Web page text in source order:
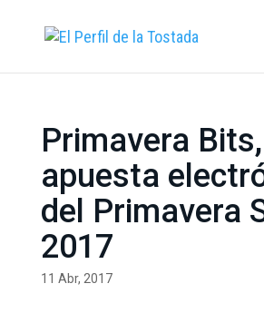
Primavera
apuesta
del Primavera
2017
11 Abr, 2017